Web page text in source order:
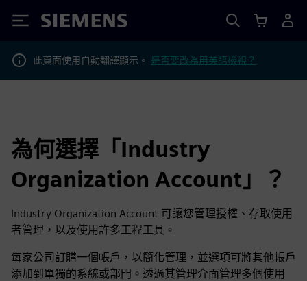
Siemens
此頁面使用自動翻譯顯示。 是否要改為用英語檢視？
為何選擇「Industry
Organization Account」？
Industry Organization Account 可讓您管理授權、存取使用
者管理，以及使用許多工程工具。
每家公司訂購一個帳戶，以簡化管理，並選項可將其他帳戶
添加到單獨的系統或部門。透過其管理介面管理多個使用